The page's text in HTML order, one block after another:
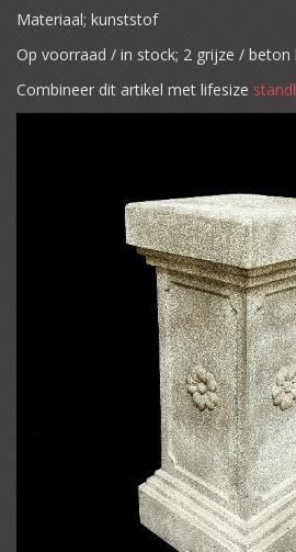
Materiaal; kunststof
Op voorraad / in stock; 2 grijze / beton
Combineer dit artikel met lifesize